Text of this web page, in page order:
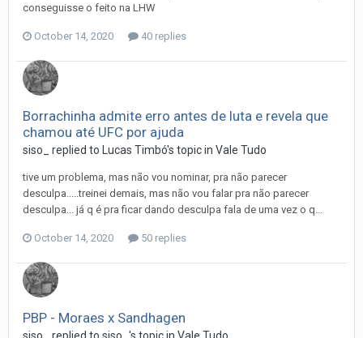
conseguisse o feito na LHW
October 14, 2020 40 replies
Borrachinha admite erro antes de luta e revela que
chamou até UFC por ajuda
siso_ replied to Lucas Timbó's topic in Vale Tudo
tive um problema, mas não vou nominar, pra não parecer
desculpa.....treinei demais, mas não vou falar pra não parecer
desculpa... já q é pra ficar dando desculpa fala de uma vez o q...
October 14, 2020 50 replies
PBP - Moraes x Sandhagen